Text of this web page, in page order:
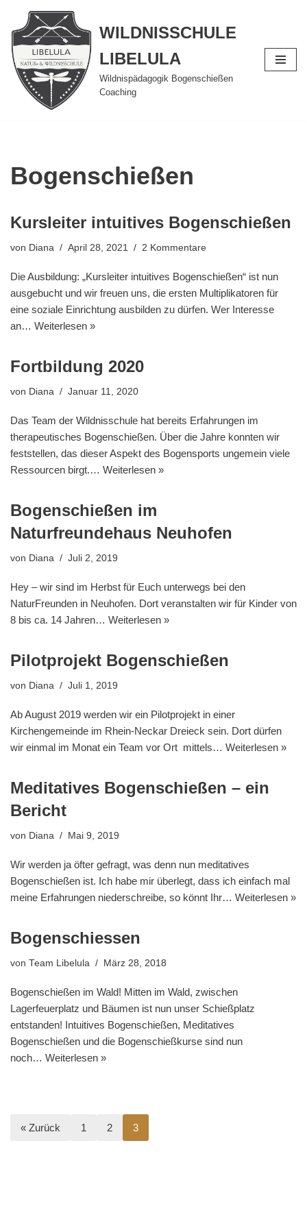
Zum
Inhalt
springen
WILDNISSCHULE
LIBELULA
Wildnispädagogik Bogenschießen
Coaching
Bogenschießen
Kursleiter intuitives Bogenschießen
von Diana April 28, 2021 2 Kommentare
Die Ausbildung: „Kursleiter intuitives Bogenschießen“ ist nun
ausgebucht und wir freuen uns, die ersten Multiplikatoren für
eine soziale Einrichtung ausbilden zu dürfen. Wer Interesse
an… Weiterlesen »
Fortbildung 2020
von Diana Januar 11, 2020
Das Team der Wildnisschule hat bereits Erfahrungen im
therapeutisches Bogenschießen. Über die Jahre konnten wir
feststellen, das dieser Aspekt des Bogensports ungemein viele
Ressourcen birgt.… Weiterlesen »
Bogenschießen im
Naturfreundehaus Neuhofen
von Diana Juli 2, 2019
Hey – wir sind im Herbst für Euch unterwegs bei den
NaturFreunden in Neuhofen. Dort veranstalten wir für Kinder von
8 bis ca. 14 Jahren… Weiterlesen »
Pilotprojekt Bogenschießen
von Diana Juli 1, 2019
Ab August 2019 werden wir ein Pilotprojekt in einer
Kirchengemeinde im Rhein-Neckar Dreieck sein. Dort dürfen
wir einmal im Monat ein Team vor Ort mittels… Weiterlesen »
Meditatives Bogenschießen – ein
Bericht
von Diana Mai 9, 2019
Wir werden ja öfter gefragt, was denn nun meditatives
Bogenschießen ist. Ich habe mir überlegt, dass ich einfach mal
meine Erfahrungen niederschreibe, so könnt Ihr… Weiterlesen »
Bogenschiessen
von Team Libelula März 28, 2018
Bogenschießen im Wald! Mitten im Wald, zwischen
Lagerfeuerplatz und Bäumen ist nun unser Schießplatz
entstanden! Intuitives Bogenschießen, Meditatives
Bogenschießen und die Bogenschießkurse sind nun
noch… Weiterlesen »
« Zurück 1 2 3